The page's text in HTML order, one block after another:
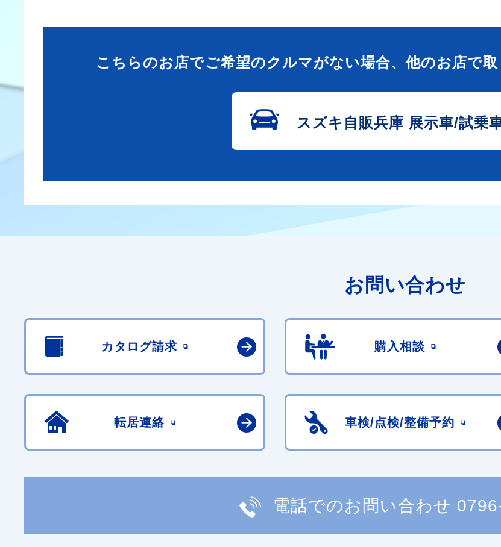
こちらのお店でご希望のクルマがない場合、他のお店で
スズキ自販兵庫 展示車/試乗
お問い合わせ
カタログ請求 購入相談
転居連絡 車検/点検/整備予約
電話でのお問い合わせ